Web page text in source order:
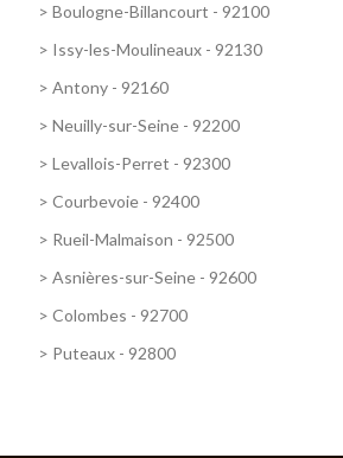
> Boulogne-Billancourt - 92100
> Issy-les-Moulineaux - 92130
> Antony - 92160
> Neuilly-sur-Seine - 92200
> Levallois-Perret - 92300
> Courbevoie - 92400
> Rueil-Malmaison - 92500
> Asnières-sur-Seine - 92600
> Colombes - 92700
> Puteaux - 92800